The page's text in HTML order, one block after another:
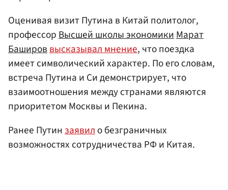
Оценивая визит Путина в Китай политолог,
профессорВысшей школы экономикиМарат
Башироввысказывал мнение, что поездка
имеет символический характер. По его словам,
встреча Путина и Си демонстрирует, что
взаимоотношения между странами являются
приоритетом Москвы и Пекина.
Ранее Путинзаявило безграничных
возможностях сотрудничества РФ и Китая.